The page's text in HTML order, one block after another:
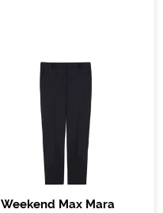
Weekend Max Mara